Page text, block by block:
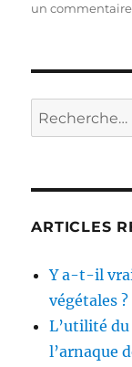
un commentaire
Recherche
pour :
ARTICLES
Y a-t-il
végétales ?
L’utilité du
l’arnaque